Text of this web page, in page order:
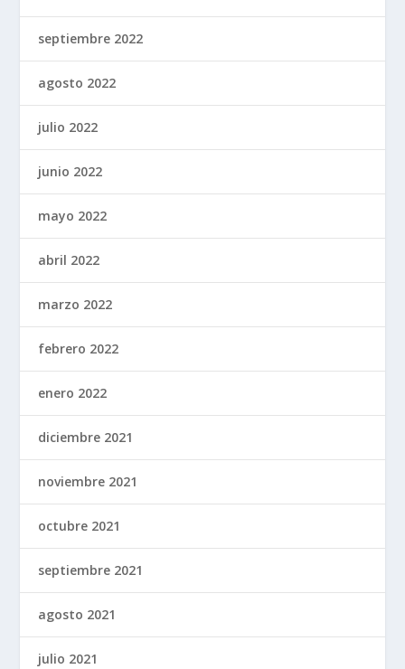
septiembre 2022
agosto 2022
julio 2022
junio 2022
mayo 2022
abril 2022
marzo 2022
febrero 2022
enero 2022
diciembre 2021
noviembre 2021
octubre 2021
septiembre 2021
agosto 2021
julio 2021